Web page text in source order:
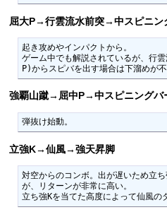
屈大P→行雲流水前突→中スピニ
起き攻めやインパクトから。
ゲーム中でも解説されているが、行
P)からスピバを出す場合は下溜めが
強覇山蹴→屈中P→中スピニングバ
弾抜け始動。
立強K→仙風→強天昇脚
対空からのコンボ。出が遅いため立
が、リターンが非常に高い。
立ち強Kを当てた高度によって仙風の